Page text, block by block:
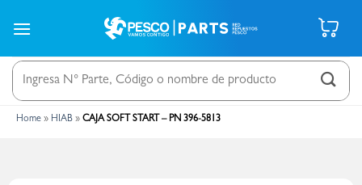
Buscar
por:
Home» HIAB» CAJA SOFT START – PN 396-5813